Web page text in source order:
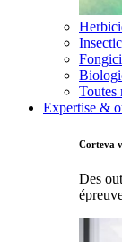
Toutes
Expertise &
Corteva
Des